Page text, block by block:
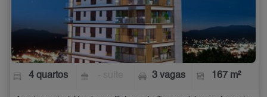
4 quartos 3 vagas 167 m²